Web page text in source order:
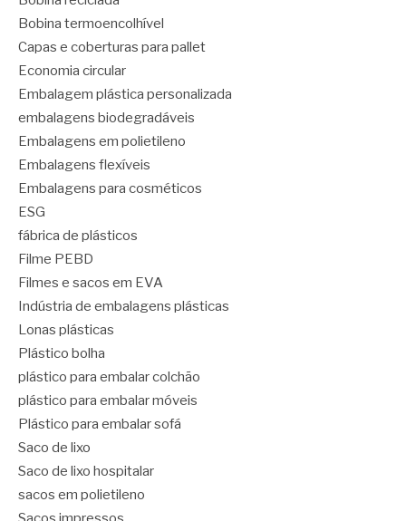
Bobina termoencolhível
Capas e coberturas para pallet
Economia circular
Embalagem plástica personalizada
embalagens biodegradáveis
Embalagens em polietileno
Embalagens flexíveis
Embalagens para cosméticos
ESG
fábrica de plásticos
Filme PEBD
Filmes e sacos em EVA
Indústria de embalagens plásticas
Lonas plásticas
Plástico bolha
plástico para embalar colchão
plástico para embalar móveis
Plástico para embalar sofá
Saco de lixo
Saco de lixo hospitalar
sacos em polietileno